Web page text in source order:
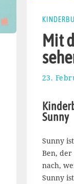
Mit
23.
Sunny
Sunny
Ben,
nach,
Sunny